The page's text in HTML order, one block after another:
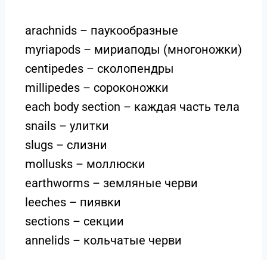
arachnids – паукообразные
myriapods – мириаподы (многоножки)
centipedes – сколопендры
millipedes – сороконожки
each body section – каждая часть тела
snails – улитки
slugs – слизни
mollusks – моллюски
earthworms – земляные черви
leeches – пиявки
sections – секции
annelids – кольчатые черви